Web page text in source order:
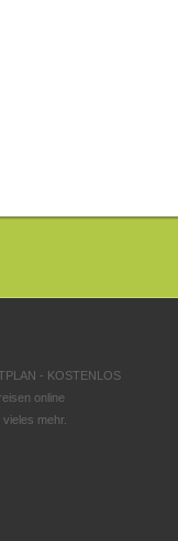
- KOSTENLOS
online
mehr.